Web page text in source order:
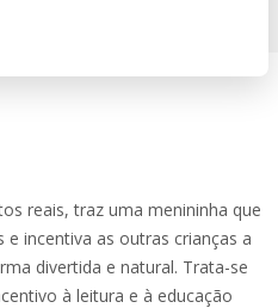
reais, traz uma menininha que
incentiva as outras crianças a
divertida e natural. Trata-se
à leitura e à educação